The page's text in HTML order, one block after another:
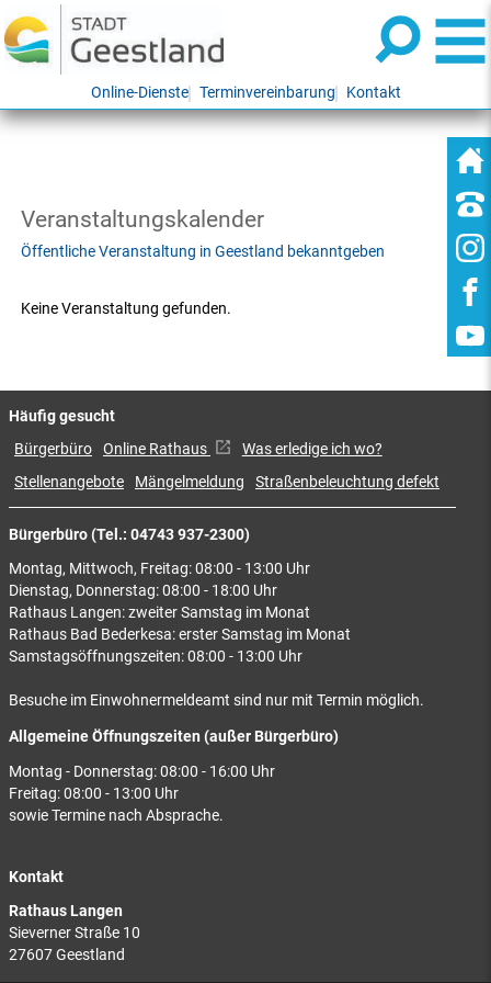
Online-Dienste Terminvereinbarung Kontakt
Veranstaltungskalender
Öffentliche Veranstaltung in Geestland bekanntgeben
Keine Veranstaltung gefunden.
Bürgerbüro (Tel.: 04743 937-2300)
Montag, Mittwoch, Freitag: 08:00 - 13:00 Uhr
Dienstag, Donnerstag: 08:00 - 18:00 Uhr
Rathaus Langen: zweiter Samstag im Monat
Rathaus Bad Bederkesa: erster Samstag im Monat
Samstagsöffnungszeiten: 08:00 - 13:00 Uhr
Besuche im Einwohnermeldeamt sind nur mit Termin möglich.
Allgemeine Öffnungszeiten (außer Bürgerbüro)
Montag - Donnerstag: 08:00 - 16:00 Uhr
Freitag: 08:00 - 13:00 Uhr
sowie Termine nach Absprache.
Kontakt
Rathaus Langen
Sieverner Straße 10
27607 Geestland
Häufig gesucht
Bürgerbüro Online Rathaus
Was erledige ich wo?
Stellenangebote
Mängelmeldung Straßenbeleuchtung defekt